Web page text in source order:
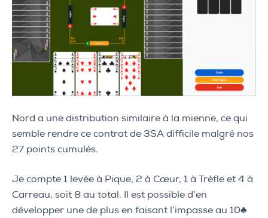
Nord a une distribution similaire à la mienne, ce qui
semble rendre ce contrat de 3SA difficile malgré nos
27 points cumulés.
Je compte 1 levée à Pique, 2 à Cœur, 1 à Trèfle et 4 à
Carreau, soit 8 au total. Il est possible d’en
développer une de plus en faisant l’impasse au 10♣